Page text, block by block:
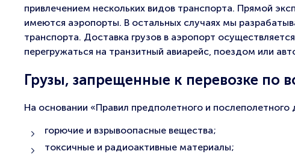
привлечением нескольких видов транспорта. Прямой
имеются аэропорты. В остальных случаях мы
транспорта. Доставка грузов в аэропорт
перегружаться на транзитный авиарейс, поездом или
Грузы, запрещенные к перевозке по
На основании «Правил предполетного и
горючие и взрывоопасные вещества;
токсичные и радиоактивные материалы;